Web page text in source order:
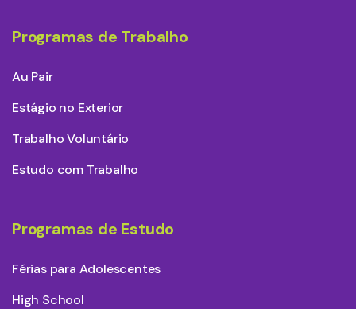
Programas de Trabalho
Au Pair
Estágio no Exterior
Trabalho Voluntário
Estudo com Trabalho
Programas de Estudo
Férias para Adolescentes
High School